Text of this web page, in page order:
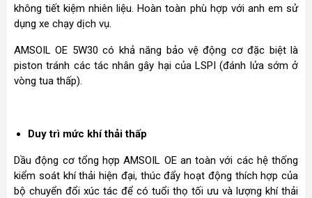
không tiết kiệm nhiên liệu. Hoàn toàn phù hợp với anh em sử
dụng xe chạy dịch vụ.
AMSOIL OE 5W30 có khả năng bảo vệ động cơ đặc biệt là
piston tránh các tác nhân gây hại của LSPI (đánh lửa sớm ở
vòng tua thấp).
Duy trì mức khí thải thấp
Dầu động cơ tổng hợp AMSOIL OE an toàn với các hệ thống
kiểm soát khí thải hiện đại, thúc đẩy hoạt động thích hợp của
bộ chuyển đổi xúc tác để có tuổi thọ tối ưu và lượng khí thải